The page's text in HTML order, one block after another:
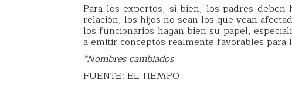
Para los expertos, si bien, los padres
relación, los hijos no sean los que vean
los funcionarios hagan bien su papel,
a emitir conceptos realmente favorables para
*Nombres cambiados
FUENTE: EL TIEMPO